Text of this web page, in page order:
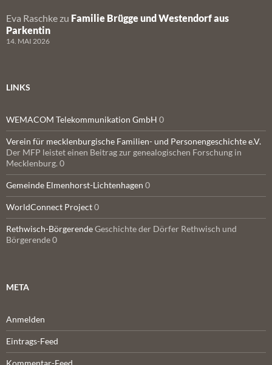
Eva Raschke zu Familie Brügge und Westendorf aus
Parkentin
14. MAI 2026
LINKS
WEMACOM Telekommunikation GmbH 0
Verein für mecklenburgische Familien- und Personengeschichte e.V.
Der MFP leistet einen Beitrag zur genealogischen Forschung in
Mecklenburg. 0
Gemeinde Elmenhorst-Lichtenhagen 0
WorldConnect Project0
Rethwisch-BörgerendeGeschichte der Dörfer Rethwisch und
Börgerende 0
META
Anmelden
Eintrags-Feed
Kommentar-Feed